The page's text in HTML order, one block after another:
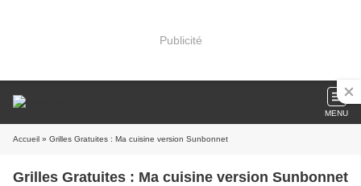
Publicité
MENU
Accueil » Grilles Gratuites : Ma cuisine version Sunbonnet
Grilles Gratuites : Ma cuisine version Sunbonnet